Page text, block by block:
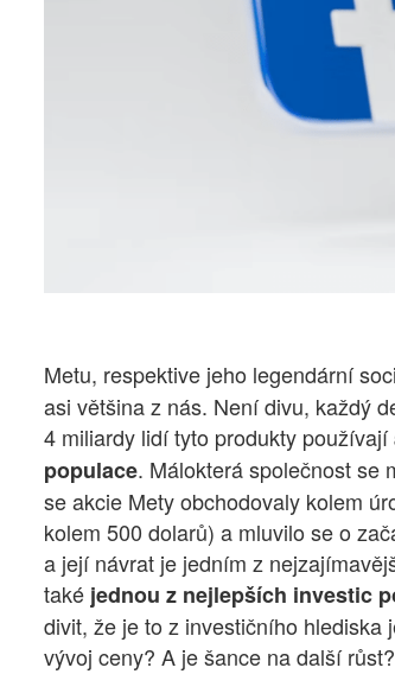
Metu, respektive jeho legendární
asi většina z nás. Není divu, každý
4 miliardy lidí tyto produkty používají
populace. Málokterá společnost se
se akcie Mety obchodovaly kolem
kolem 500 dolarů) a mluvilo se o
a její návrat je jedním z
také jednou z nejlepších investic
divit, že je to z investičního
vývoj ceny? A je šance na další růst?